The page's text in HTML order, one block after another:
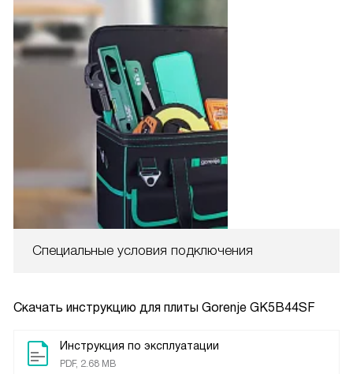
Специальные условия подключения
Скачать инструкцию для плиты Gorenje GK5B44SF
Инструкция по эксплуатации
PDF, 2.68 MB